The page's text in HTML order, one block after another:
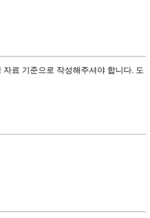
료 기준으로 작성해주셔야 합니다. 도